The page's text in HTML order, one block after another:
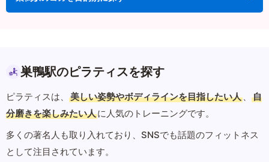
巣鴨駅のピラティスを探す
ピラティスは、 美しい姿勢やボディラインを目指したい人 、
自
分磨きを楽しみたい人に人気のトレーニングです。
多くの著名人も取り入れており、SNSでも話題のフィットネス
として注目されています。